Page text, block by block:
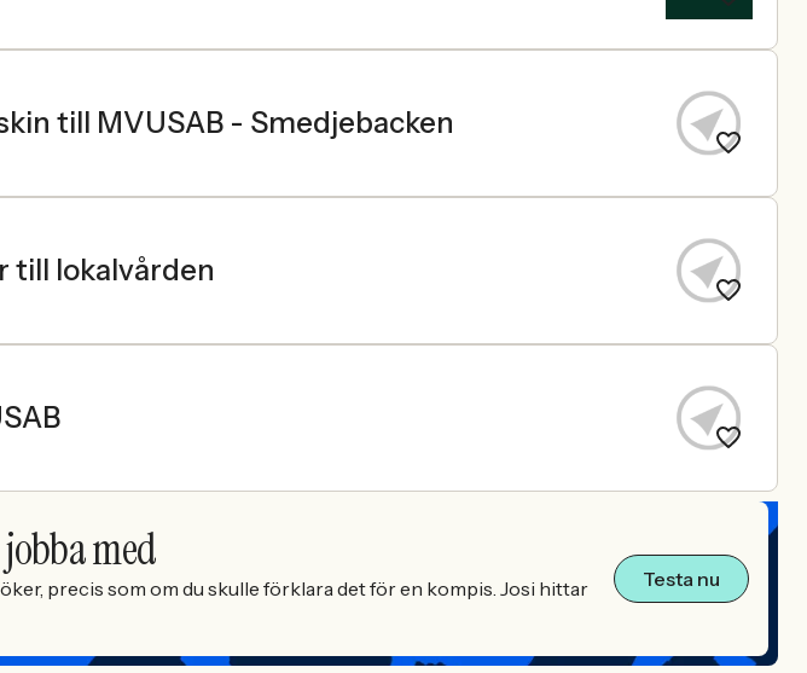
till MVUSAB - Smedjebacken
till lokalvården
med
precis som om du skulle förklara det för en kompis. Josi hittar
Testa nu